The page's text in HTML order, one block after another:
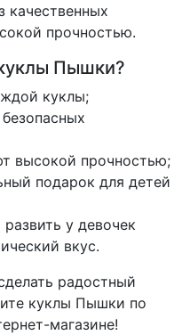
прочностью.
Пышки?
куклы;
высокой прочностью;
подарок для детей
у девочек
вкус.
радостный
куклы Пышки по
магазине!